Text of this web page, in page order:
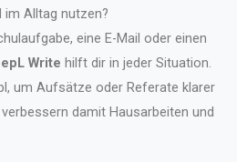
im Alltag nutzen?
eine E-Mail oder einen
Write hilft dir in jeder Situation.
um Aufsätze oder Referate klarer
damit Hausarbeiten und